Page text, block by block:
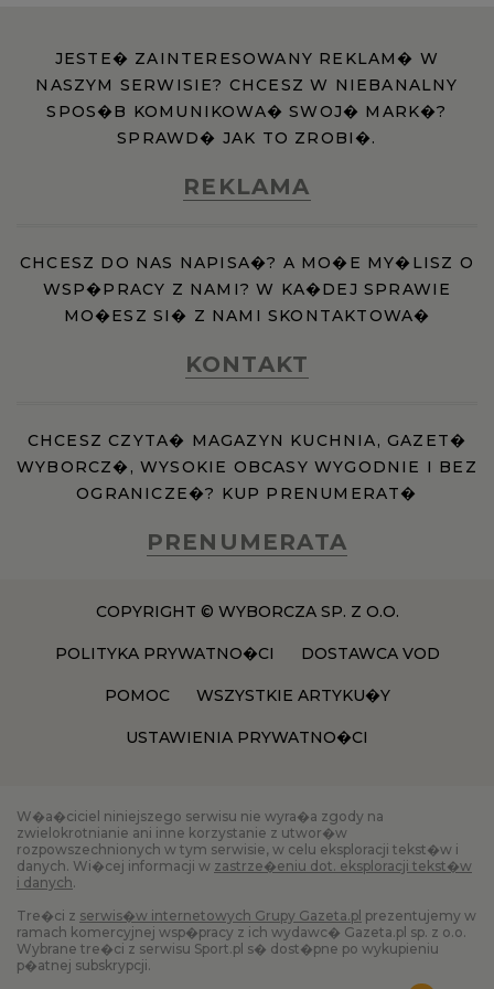
JESTE� ZAINTERESOWANY REKLAM� W
NASZYM SERWISIE? CHCESZ W NIEBANALNY
SPOS�B KOMUNIKOWA� SWOJ� MARK�?
SPRAWD� JAK TO ZROBI�.
REKLAMA
CHCESZ DO NAS NAPISA�? A MO�E MY�LISZ O
WSP�PRACY Z NAMI? W KA�DEJ SPRAWIE
MO�ESZ SI� Z NAMI SKONTAKTOWA�
KONTAKT
CHCESZ CZYTA� MAGAZYN KUCHNIA, GAZET�
WYBORCZ�, WYSOKIE OBCASY WYGODNIE I BEZ
OGRANICZE�? KUP PRENUMERAT�
PRENUMERATA
COPYRIGHT © WYBORCZA SP. Z O.O.
POLITYKA PRYWATNO�CI DOSTAWCA VOD
POMOC WSZYSTKIE ARTYKU�Y
USTAWIENIA PRYWATNO�CI
W�a�ciciel niniejszego serwisu nie wyra�a zgody na
zwielokrotnianie ani inne korzystanie z utwor�w
rozpowszechnionych w tym serwisie, w celu eksploracji tekst�w i
danych. Wi�cej informacji w zastrze�eniu dot. eksploracji tekst�w
i danych.
Tre�ci z serwis�w internetowych Grupy Gazeta.pl prezentujemy w
ramach komercyjnej wsp�pracy z ich wydawc� Gazeta.pl sp. z o.o.
Wybrane tre�ci z serwisu Sport.pl s� dost�pne po wykupieniu
p�atnej subskrypcji.